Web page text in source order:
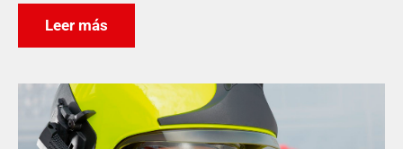
Leer más